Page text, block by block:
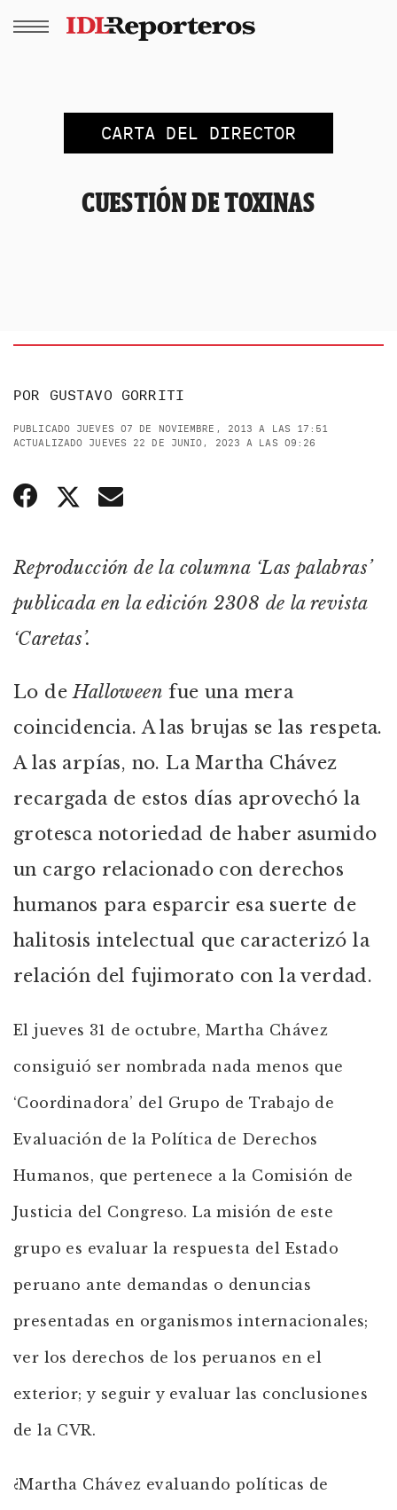
CARTA DEL DIRECTOR
CUESTIÓN DE TOXINAS
POR GUSTAVO GORRITI
PUBLICADO JUEVES 07 DE NOVIEMBRE, 2013 A LAS 17:51
ACTUALIZADO JUEVES 22 DE JUNIO, 2023 A LAS 09:26
Reproducción de la columna ‘Las palabras’
publicada en la edición 2308 de la revista
‘Caretas’.
Lo deHalloween fue una mera
coincidencia. A las brujas se las respeta.
A las arpías, no. La Martha Chávez
recargada de estos días aprovechó la
grotesca notoriedad de haber asumido
un cargo relacionado con derechos
humanos para esparcir esa suerte de
halitosis intelectual que caracterizó la
relación del fujimorato con la verdad.
El jueves 31 de octubre, Martha Chávez
consiguió ser nombrada nada menos que
‘Coordinadora’ del Grupo de Trabajo de
Evaluación de la Política de Derechos
Humanos, que pertenece a la Comisión de
Justicia del Congreso. La misión de este
grupo es evaluar la respuesta del Estado
peruano ante demandas o denuncias
presentadas en organismos internacionales;
ver los derechos de los peruanos en el
exterior; y seguir y evaluar las conclusiones
de la CVR.
¿Martha Chávez evaluando políticas de